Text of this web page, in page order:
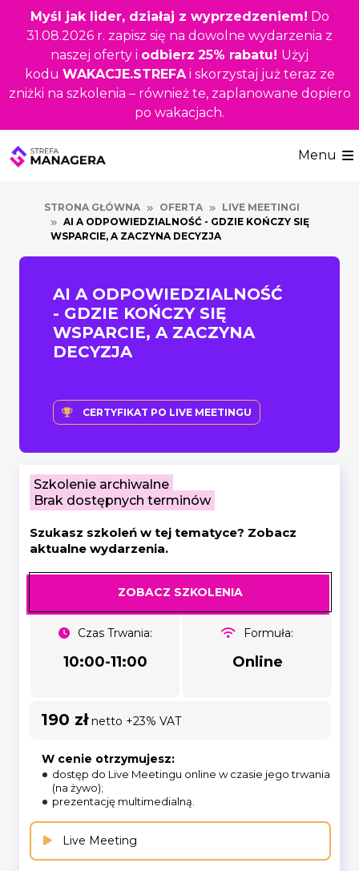
Przejdź
treści
Myśl jak lider, działaj z wyprzedzeniem! Do
31.08.2026 r. zapisz się na dowolne wydarzenia z
naszej oferty i odbierz 25% rabatu! Użyj
kodu WAKACJE.STREFAi skorzystaj już teraz ze
zniżki na szkolenia – również te, zaplanowane dopiero
po wakacjach.
Menu
STRONA GŁÓWNA OFERTA
LIVE MEETINGI
AI A ODPOWIEDZIALNOŚĆ - GDZIE KOŃCZY SIĘ
WSPARCIE, A ZACZYNA DECYZJA
AI A ODPOWIEDZIALNOŚĆ
- GDZIE KOŃCZY SIĘ
WSPARCIE, A ZACZYNA
DECYZJA
CERTYFIKAT PO LIVE MEETINGU
Szkolenie archiwalne
Brak dostępnych terminów
Szukasz szkoleń w tej tematyce? Zobacz
aktualne wydarzenia.
ZOBACZ SZKOLENIA
Czas Trwania:
10:00-11:00
Formuła:
Online
190 złnetto +23% VAT
W cenie otrzymujesz:
dostęp do Live Meetingu online w czasie jego trwania
(na żywo);
prezentację multimedialną.
Live Meeting